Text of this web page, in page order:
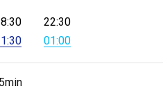
22:30
01:00